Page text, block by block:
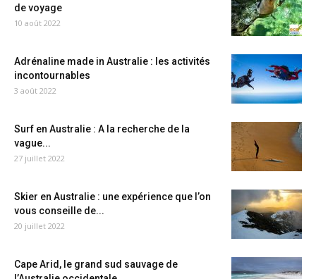
de voyage
10 août 2022
Adrénaline made in Australie : les activités
incontournables
3 août 2022
Surf en Australie : A la recherche de la
vague...
27 juillet 2022
Skier en Australie : une expérience que l’on
vous conseille de...
20 juillet 2022
Cape Arid, le grand sud sauvage de